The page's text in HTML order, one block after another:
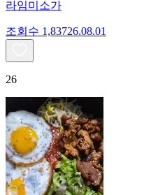
라임미소가
조회수 1,83726.08.01
26